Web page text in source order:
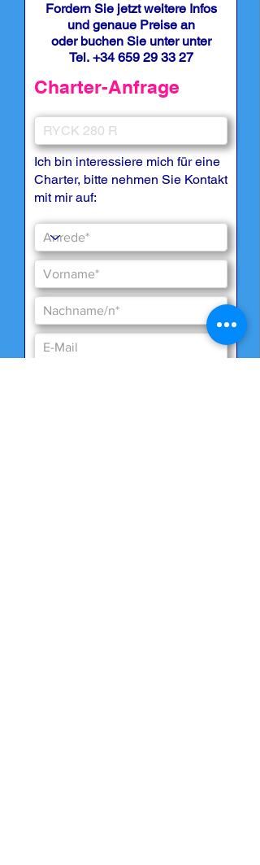
Fordern Sie jetzt weitere Infos
und genaue Preise an
oder buchen Sie unter unter
Tel. +34 659 29 33 27
Charter-Anfrage
Ich bin interessiere mich für eine
Charter, bitte nehmen Sie Kontakt
mit mir auf: